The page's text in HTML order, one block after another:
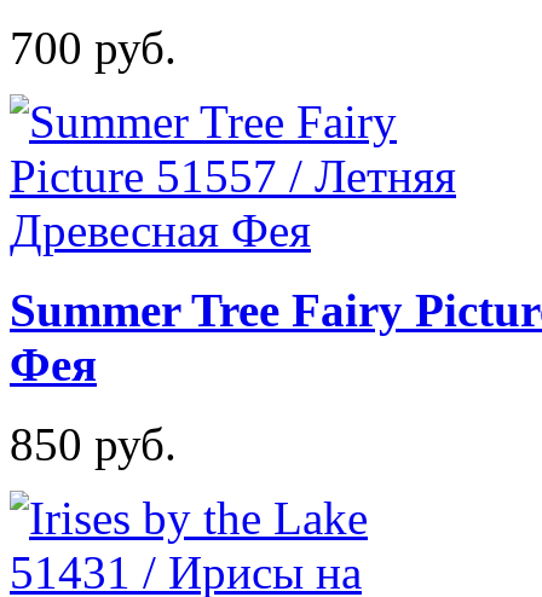
700 руб.
Summer Tree Fairy
Фея
850 руб.